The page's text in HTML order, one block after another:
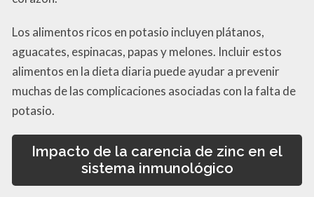
Los alimentos ricos en potasio incluyen plátanos,
aguacates, espinacas, papas y melones. Incluir estos
alimentos en la dieta diaria puede ayudar a prevenir
muchas de las complicaciones asociadas con la falta de
potasio.
Impacto de la carencia de zinc en el
sistema inmunológico